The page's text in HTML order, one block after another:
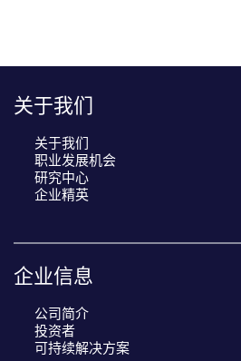
关于我们
关于我们
职业发展机会
研究中心
企业精英
企业信息
公司简介
投资者
可持续解决方案